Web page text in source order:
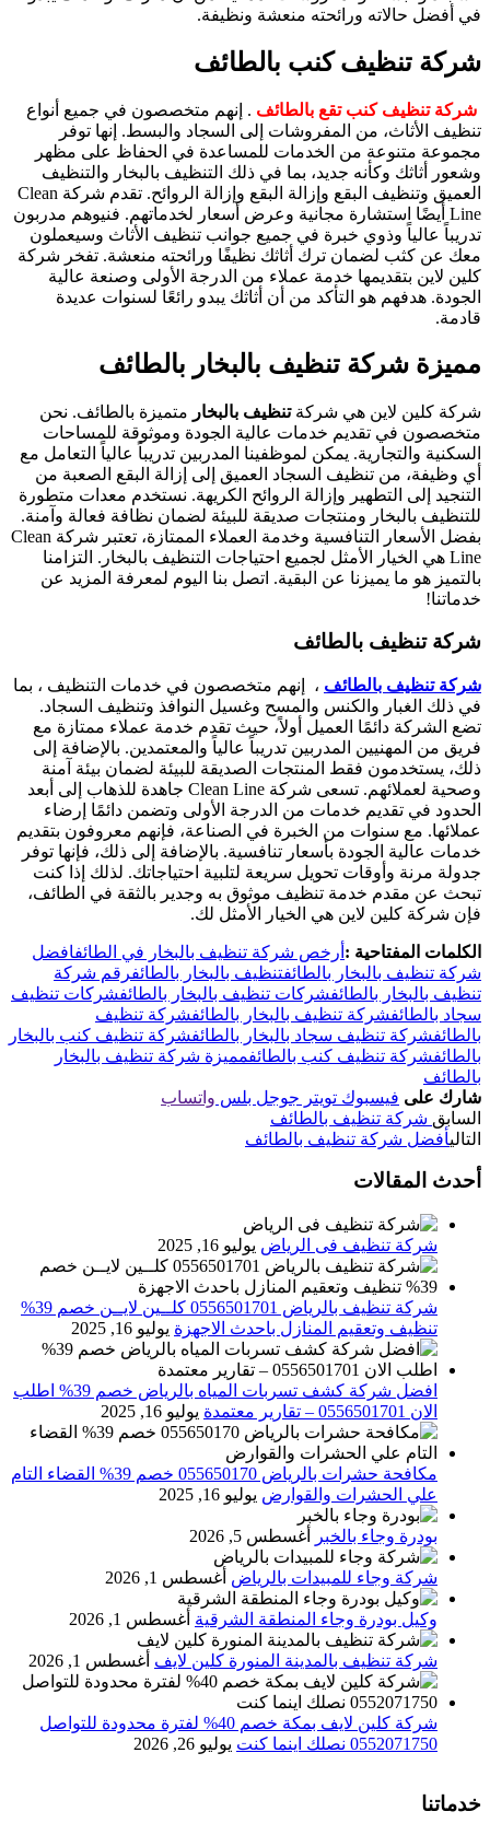
في أفضل حالاته ورائحته منعشة ونظيفة.
شركة تنظيف كنب بالطائف
شركة تنظيف كنب تقع بالطائف . إنهم متخصصون في جميع أنواع
تنظيف الأثاث، من المفروشات إلى السجاد والبسط. إنها توفر
مجموعة متنوعة من الخدمات للمساعدة في الحفاظ على مظهر
وشعور أثاثك وكأنه جديد، بما في ذلك التنظيف بالبخار والتنظيف
العميق وتنظيف البقع وإزالة البقع وإزالة الروائح. تقدم شركة Clean
Line أيضًا استشارة مجانية وعرض أسعار لخدماتهم. فنيوهم مدربون
تدريباً عالياً وذوي خبرة في جميع جوانب تنظيف الأثاث وسيعملون
معك عن كثب لضمان ترك أثاثك نظيفًا ورائحته منعشة. تفخر شركة
كلين لاين بتقديمها خدمة عملاء من الدرجة الأولى وصنعة عالية
الجودة. هدفهم هو التأكد من أن أثاثك يبدو رائعًا لسنوات عديدة
قادمة.
مميزة شركة تنظيف بالبخار بالطائف
شركة كلين لاين هي شركةتنظيف بالبخار متميزة بالطائف. نحن
متخصصون في تقديم خدمات عالية الجودة وموثوقة للمساحات
السكنية والتجارية. يمكن لموظفينا المدربين تدريباً عالياً التعامل مع
أي وظيفة، من تنظيف السجاد العميق إلى إزالة البقع الصعبة من
التنجيد إلى التطهير وإزالة الروائح الكريهة. نستخدم معدات متطورة
للتنظيف بالبخار ومنتجات صديقة للبيئة لضمان نظافة فعالة وآمنة.
بفضل الأسعار التنافسية وخدمة العملاء الممتازة، تعتبر شركة Clean
Line هي الخيار الأمثل لجميع احتياجات التنظيف بالبخار. التزامنا
بالتميز هو ما يميزنا عن البقية. اتصل بنا اليوم لمعرفة المزيد عن
خدماتنا!
شركة تنظيف بالطائف
شركة تنظيف بالطائف ، إنهم متخصصون في خدمات التنظيف ، بما
في ذلك الغبار والكنس والمسح وغسيل النوافذ وتنظيف السجاد.
تضع الشركة دائمًا العميل أولاً، حيث تقدم خدمة عملاء ممتازة مع
فريق من المهنيين المدربين تدريباً عالياً والمعتمدين. بالإضافة إلى
ذلك، يستخدمون فقط المنتجات الصديقة للبيئة لضمان بيئة آمنة
وصحية لعملائهم. تسعى شركة Clean Line جاهدة للذهاب إلى أبعد
الحدود في تقديم خدمات من الدرجة الأولى وتضمن دائمًا إرضاء
عملائها. مع سنوات من الخبرة في الصناعة، فإنهم معروفون بتقديم
خدمات عالية الجودة بأسعار تنافسية. بالإضافة إلى ذلك، فإنها توفر
جدولة مرنة وأوقات تحويل سريعة لتلبية احتياجاتك. لذلك إذا كنت
تبحث عن مقدم خدمة تنظيف موثوق به وجدير بالثقة في الطائف،
فإن شركة كلين لاين هي الخيار الأمثل لك.
الكلمات المفتاحية : أرخص شركة تنظيف بالبخار في الطائفافضل
شركة تنظيف بالبخار بالطائفتنظيف بالبخار بالطائفرقم شركة
تنظيف بالبخار بالطائفشركات تنظيف بالبخار بالطائفشركات تنظيف
سجاد بالطائفشركة تنظيف بالبخار بالطائفشركة تنظيف
بالطائفشركة تنظيف سجاد بالبخار بالطائفشركة تنظيف كنب بالبخار
بالطائفشركة تنظيف كنب بالطائفمميزة شركة تنظيف بالبخار
بالطائف
شارك على فيسبوك تويتر جوجل بلس واتساب
السابق شركة تنظيف بالطائف
التاليأفضل شركة تنظيف بالطائف
أحدث المقالات
شركة تنظيف فى الرياض يوليو 16, 2025
شركة تنظيف بالرياض 0556501701 كلــين لايــن خصم 39%
تنظيف وتعقيم المنازل باحدث الاجهزة يوليو 16, 2025
افضل شركة كشف تسربات المياه بالرياض خصم 39% اطلب
الان 0556501701‬‏ – تقارير معتمدة
يوليو 16, 2025
مكافحة حشرات بالرياض 055650170 خصم 39% القضاء التام
علي الحشرات والقوارض يوليو 16, 2025
بودرة وجاء بالخبر أغسطس 5, 2026
شركة وجاء للمبيدات بالرياض أغسطس 1, 2026
وكيل بودرة وجاء المنطقة الشرقية أغسطس 1, 2026
شركة تنظيف بالمدينة المنورة كلين لايف أغسطس 1, 2026
شركة كلين لايف بمكة خصم 40% لفترة محدودة للتواصل
0552071750 نصلك اينما كنت
يوليو 26, 2026
خدماتنا